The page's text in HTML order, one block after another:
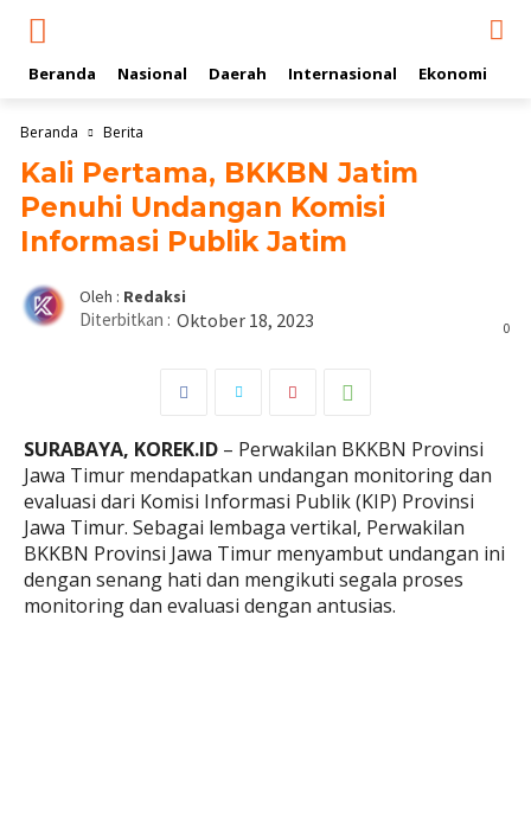
Beranda Nasional Daerah Internasional Ekonomi
Beranda Berita
Kali Pertama, BKKBN Jatim
Penuhi Undangan Komisi
Informasi Publik Jatim
Oleh : Redaksi
0
Diterbitkan : Oktober 18, 2023
SURABAYA, KOREK.ID – Perwakilan BKKBN Provinsi
Jawa Timur mendapatkan undangan monitoring dan
evaluasi dari Komisi Informasi Publik (KIP) Provinsi
Jawa Timur. Sebagai lembaga vertikal, Perwakilan
BKKBN Provinsi Jawa Timur menyambut undangan ini
dengan senang hati dan mengikuti segala proses
monitoring dan evaluasi dengan antusias.